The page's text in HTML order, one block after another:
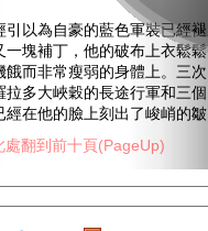
以為自豪的藍色軍裝已經褪
一塊補丁，他的破布上衣鬆鬆
餓而非常瘦弱的身體上。三次
拉多大峽穀的長途行軍和三個
經在他的臉上刻出了峻峭的皺
處翻到前十頁(PageUp)